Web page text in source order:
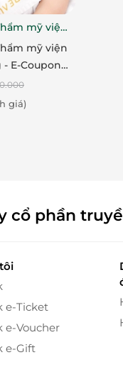
mượt và
vụ gội đầu
rửa trôi bụi
mỹ viện
mỹ viện
E-Coupon
dịch
nách hoặc
giá)
cổ phần
e-Ticket
e-Voucher
e-Gift